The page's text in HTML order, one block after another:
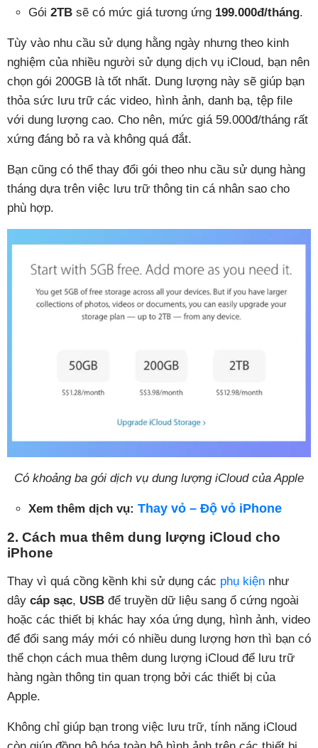
Gói 2TB sẽ có mức giá tương ứng 199.000đ/tháng.
Tùy vào nhu cầu sử dụng hằng ngày nhưng theo kinh
nghiệm của nhiều người sử dụng dịch vụ iCloud, bạn nên
chọn gói 200GB là tốt nhất. Dung lượng này sẽ giúp bạn
thỏa sức lưu trữ các video, hình ảnh, danh bạ, tệp file
với dung lượng cao. Cho nên, mức giá 59.000đ/tháng rất
xứng đáng bỏ ra và không quá đắt.
Bạn cũng có thể thay đổi gói theo nhu cầu sử dụng hàng
tháng dựa trên việc lưu trữ thông tin cá nhân sao cho
phù hợp.
Có khoảng ba gói dịch vụ dung lượng iCloud của Apple
Xem thêm dịch vụ: Thay vỏ – Độ vỏ iPhone
2. Cách mua thêm dung lượng iCloud cho
iPhone
Thay vì quá cồng kềnh khi sử dụng các phụ kiện như
dây cáp sạc, USB để truyền dữ liệu sang ổ cứng ngoài
hoặc các thiết bị khác hay xóa ứng dụng, hình ảnh, video
để đổi sang máy mới có nhiều dung lượng hơn thì bạn có
thể chọn cách mua thêm dung lượng iCloud để lưu trữ
hàng ngàn thông tin quan trọng bởi các thiết bị của
Apple.
Không chỉ giúp bạn trong việc lưu trữ, tính năng iCloud